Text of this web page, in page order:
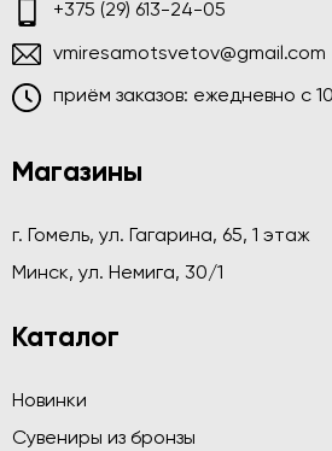
+375 (29) 613-24-05
vmiresamotsvetov@gmail.com
приём заказов: ежедневно c
Магазины
г. Гомель, ул. Гагарина, 65, 1 этаж
Минск, ул. Немига, 30/1
Каталог
Новинки
Сувениры из бронзы